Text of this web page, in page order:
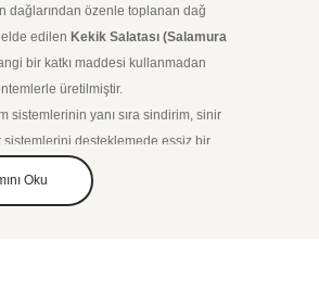
dağlarından özenle toplanan dağ
edilen Kekik Salatası (Salamura
bir katkı maddesi kullanmadan
üretilmiştir.
sistemlerinin yanı sıra sindirim, sinir
sistemlerini desteklemede eşsiz bir
yanında alternatif yiyecek olarak
nar ekşisi ilave ederek
Oku